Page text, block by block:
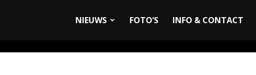
NIEUWS FOTO’S INFO & CONTACT